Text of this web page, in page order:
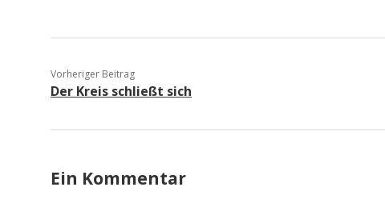
Vorheriger Beitrag
Der Kreis schließt sich
Ein Kommentar